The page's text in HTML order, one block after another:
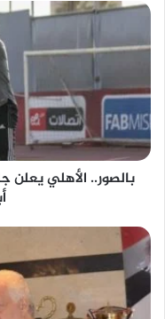
بالصور..
يعلن
الشناوي
لنهائي
دوري
أبطال
أفريقيابالصور.. الأهلي يعلن
فرجاني
ساسي:
بعد
رحيل
مرتضى